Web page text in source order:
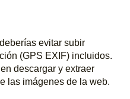
evitar subir
(GPS EXIF) incluidos.
descargar y extraer
las imágenes de la web.